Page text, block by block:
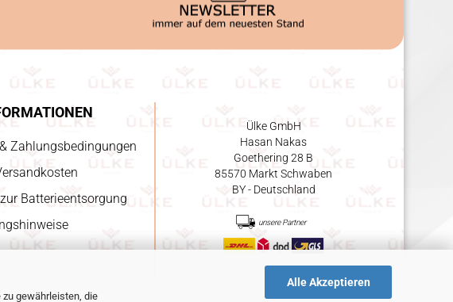
gewährleisten, die
Alle Akzeptieren
Zahlungsbedingungen
Batterieentsorgung
Ülke GmbH
Hasan Nakas
Goethering 28 B
85570 Markt Schwaben
BY - Deutschland
unsere Partner